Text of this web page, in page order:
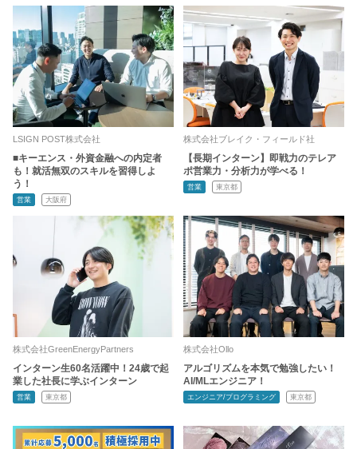
LSIGN POST株式会社
■キーエンス・外資金融への内定者
も！就活無双のスキルを習得しよ
う！
営業 大阪府
株式会社ブレイク・フィールド社
【長期インターン】即戦力のテレア
ポ営業力・分析力が学べる！
営業 東京都
株式会社GreenEnergyPartners
インターン生60名活躍中！24歳で起
業した社長に学ぶインターン
営業 東京都
株式会社Ollo
アルゴリズムを本気で勉強したい！
AI/MLエンジニア！
エンジニア/プログラミング 東京都